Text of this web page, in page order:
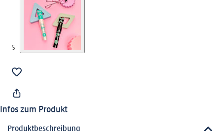
Infos zum Produkt
Produktbeschreibung